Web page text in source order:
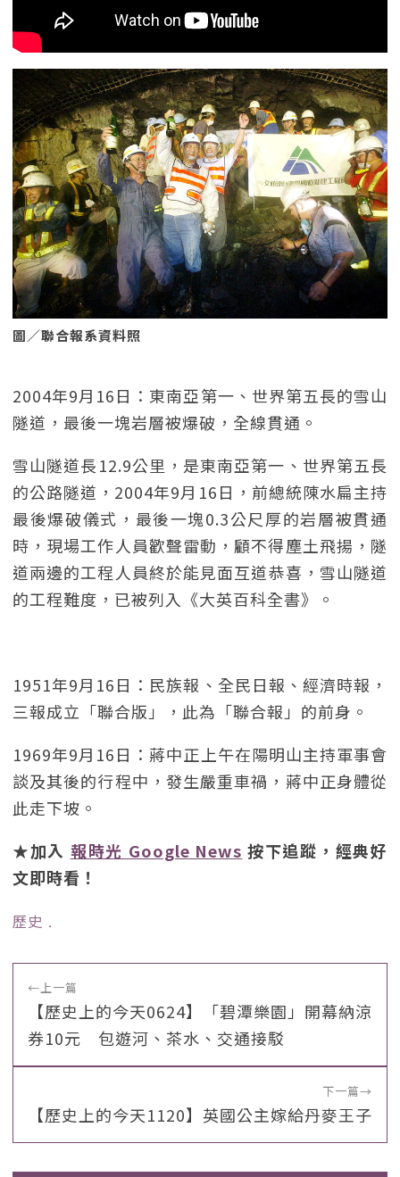
圖／聯合報系資料照
2004年9月16日：東南亞第一、世界第五長的雪山
隧道，最後一塊岩層被爆破，全線貫通。
雪山隧道長12.9公里，是東南亞第一、世界第五長
的公路隧道，2004年9月16日，前總統陳水扁主持
最後爆破儀式，最後一塊0.3公尺厚的岩層被貫通
時，現場工作人員歡聲雷動，顧不得塵土飛揚，隧
道兩邊的工程人員終於能見面互道恭喜，雪山隧道
的工程難度，已被列入《大英百科全書》。
1951年9月16日：民族報、全民日報、經濟時報，
三報成立「聯合版」，此為「聯合報」的前身。
1969年9月16日：蔣中正上午在陽明山主持軍事會
談及其後的行程中，發生嚴重車禍，蔣中正身體從
此走下坡。
★加入 報時光 Google News 按下追蹤，經典好
文即時看！
歷史 ﹒
←上一篇
【歷史上的今天0624】「碧潭樂園」開幕納涼
券10元 包遊河、茶水、交通接駁
下一篇→
【歷史上的今天1120】英國公主嫁給丹麥王子